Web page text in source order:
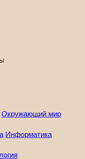
Окружающий мир
Информатика